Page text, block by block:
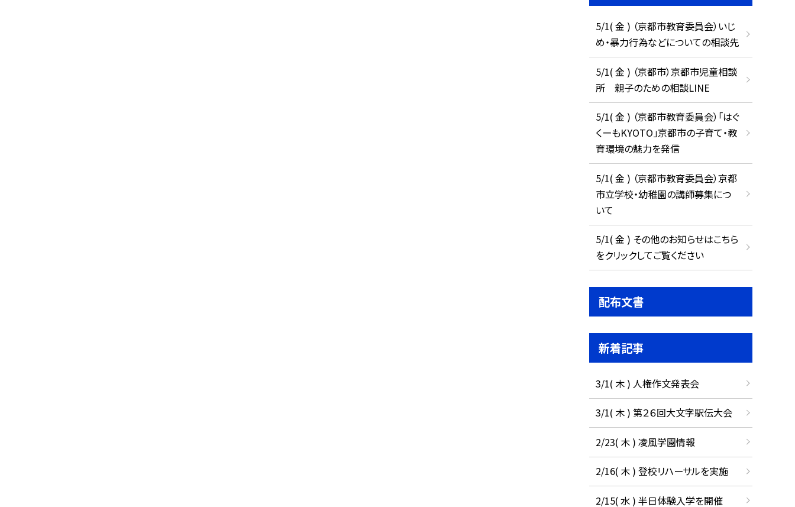
5/1( 金 ) （京都市教育委員会）いじ
め・暴力行為などについての相談先
5/1( 金 ) （京都市）京都市児童相談
所 親子のための相談LINE
5/1( 金 ) （京都市教育委員会）「はぐ
くーもKYOTO」京都市の子育て・教
育環境の魅力を発信
5/1( 金 ) （京都市教育委員会）京都
市立学校・幼稚園の講師募集につ
いて
5/1( 金 ) その他のお知らせはこちら
をクリックしてご覧ください
配布文書
新着記事
3/1( 木 ) 人権作文発表会
3/1( 木 ) 第２６回大文字駅伝大会
2/23( 木 ) 凌風学園情報
2/16( 木 ) 登校リハーサルを実施
2/15( 水 ) 半日体験入学を開催